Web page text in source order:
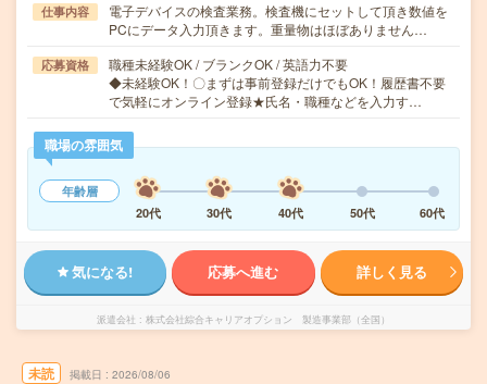
仕事内容
電子デバイスの検査業務。検査機にセットして頂き数値を
PCにデータ入力頂きます。重量物はほぼありません…
応募資格
職種未経験OK / ブランクOK / 英語力不要
◆未経験OK！〇まずは事前登録だけでもOK！履歴書不要
で気軽にオンライン登録★氏名・職種などを入力す…
職場の雰囲気
年齢層
20代
30代 40代 50代 60代
気になる! 応募へ進む 詳しく見る
派遣会社 株式会社綜合キャリアオプション 製造事業部（全国）
未読 掲載日 2026/08/06